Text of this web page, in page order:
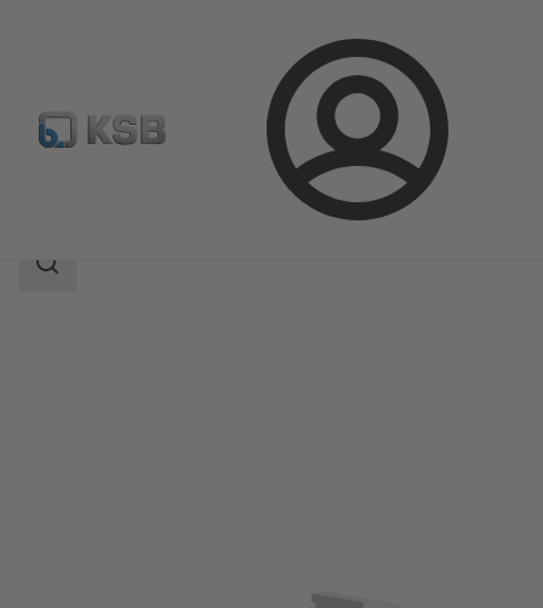
Aanmelding
Productcatalogus 4OMQ
Zoekgebied